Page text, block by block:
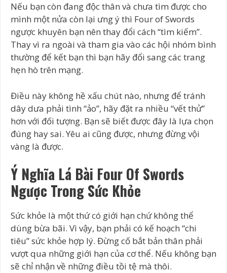
Nếu bạn còn đang độc thân và chưa tìm được cho
mình một nửa còn lại ưng ý thì Four of Swords
ngược khuyên bạn nên thay đổi cách “tìm kiếm”.
Thay vì ra ngoài và tham gia vào các hội nhóm bình
thường để kết bạn thì bạn hãy đổi sang các trang
hẹn hò trên mạng.
Điều này không hề xấu chút nào, nhưng để tránh
dây dưa phải tình “ảo”, hãy đặt ra nhiều “vết thử”
hơn với đối tượng. Bạn sẽ biết được đây là lựa chọn
đúng hay sai. Yêu ai cũng được, nhưng đừng vội
vàng là được.
Ý Nghĩa Lá Bài Four Of Swords
Ngược Trong Sức Khỏe
Sức khỏe là một thứ có giới hạn chứ không thể
dùng bừa bãi. Vì vậy, bạn phải có kế hoạch “chi
tiêu” sức khỏe hợp lý. Đừng cố bắt bản thân phải
vượt qua những giới hạn của cơ thể. Nếu không bạn
sẽ chỉ nhận về những điều tồi tệ mà thôi.